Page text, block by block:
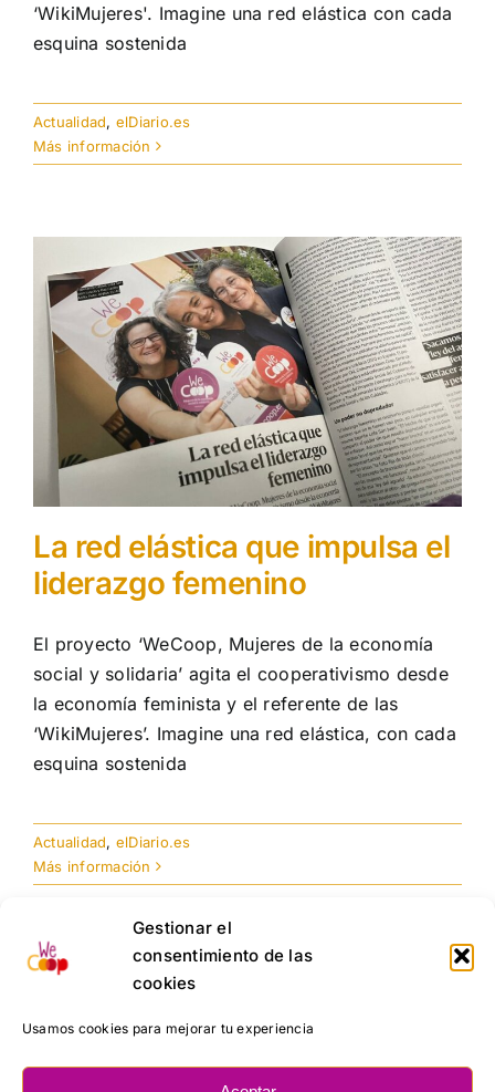
Gestionar el
consentimiento de las
cookies
Usamos cookies para mejorar tu experiencia
‘WikiMujeres'. Imagine una red elástica con cada
esquina sostenida
Actualidad, elDiario.es
Más información
La red elástica que impulsa el
liderazgo femenino
El proyecto ‘WeCoop, Mujeres de la economía
social y solidaria’ agita el cooperativismo desde
la economía feminista y el referente de las
‘WikiMujeres’. Imagine una red elástica, con cada
esquina sostenida
Actualidad, elDiario.es
Más información